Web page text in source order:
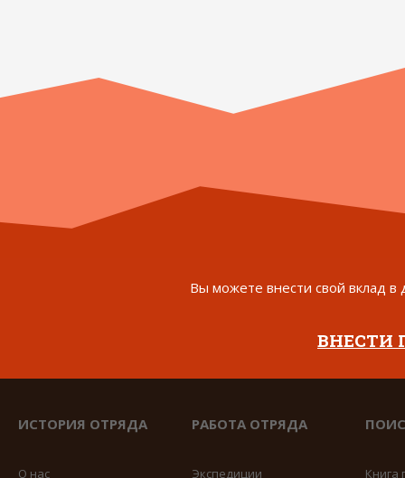
Вы можете внести свой вклад в
ВНЕСТИ
ИСТОРИЯ ОТРЯДА
О нас
РАБОТА ОТРЯДА
Экспедиции Книга